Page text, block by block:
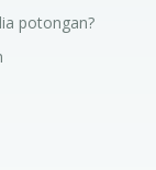
potongan?